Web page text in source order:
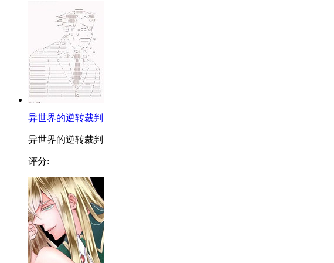
异世界的逆转裁判
异世界的逆转裁判
评分: